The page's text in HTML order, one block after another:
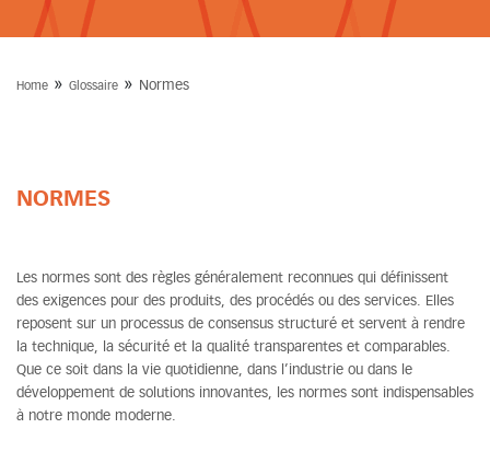
Home » Glossaire » Normes
NORMES
Les normes sont des règles généralement reconnues qui définissent
des exigences pour des produits, des procédés ou des services. Elles
reposent sur un processus de consensus structuré et servent à rendre
la technique, la sécurité et la qualité transparentes et comparables.
Que ce soit dans la vie quotidienne, dans l’industrie ou dans le
développement de solutions innovantes, les normes sont indispensables
à notre monde moderne.